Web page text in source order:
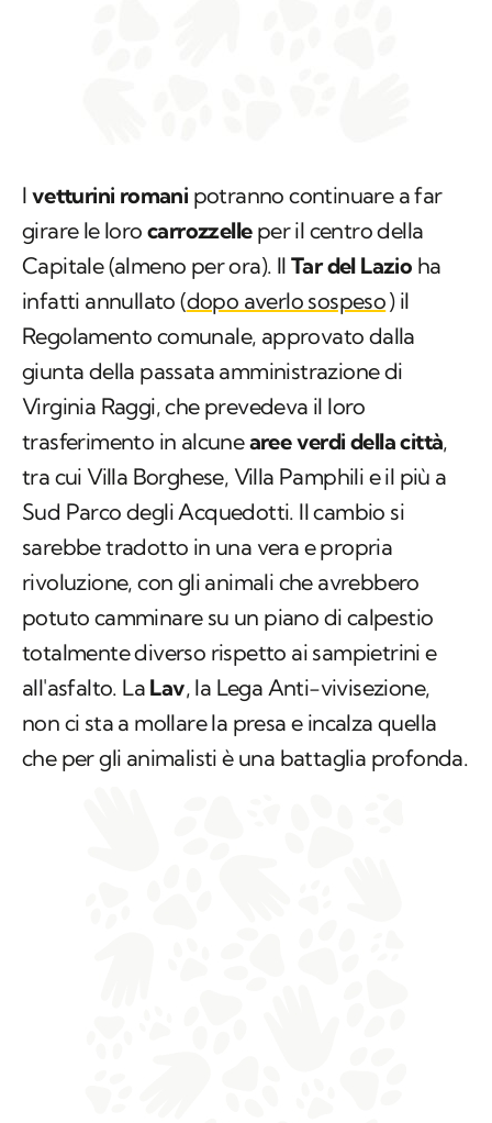
I vetturini romani potranno continuare a far
girare le lorocarrozzelleper il centro della
Capitale (almeno per ora). Il Tar del Lazio ha
infatti annullato (dopo averlo sospeso) il
Regolamento comunale, approvato dalla
giunta della passata amministrazione di
Virginia Raggi, che prevedeva il loro
trasferimento in alcunearee verdi della città,
tra cui Villa Borghese, Villa Pamphili e il più a
Sud Parco degli Acquedotti. Il cambio si
sarebbe tradotto in una vera e propria
rivoluzione, con gli animali che avrebbero
potuto camminare su un piano di calpestio
totalmente diverso rispetto ai sampietrini e
all'asfalto. La Lav, la Lega Anti-vivisezione,
non ci sta a mollare la presa e incalza quella
che per gli animalisti è una battaglia profonda.